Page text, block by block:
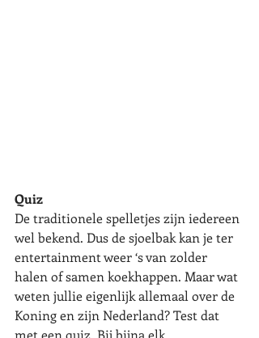
Quiz
De traditionele spelletjes zijn iedereen
wel bekend. Dus de sjoelbak kan je ter
entertainment weer ‘s van zolder
halen of samen koekhappen. Maar wat
weten jullie eigenlijk allemaal over de
Koning en zijn Nederland? Test dat
met een quiz. Bij bijna elk